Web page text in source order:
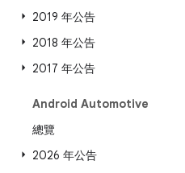
2019 年公告
2018 年公告
2017 年公告
Android Automotive
總覽
2026 年公告